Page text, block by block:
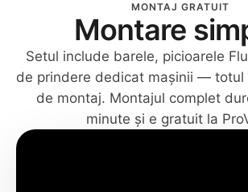
MONTAJ GRATUIT
Montare
Setul include barele, picioarele
de prindere dedicat mașinii — totul
de montaj. Montajul complet
minute și e gratuit la